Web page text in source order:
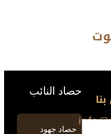
حصاد النائب
حصاد جهود